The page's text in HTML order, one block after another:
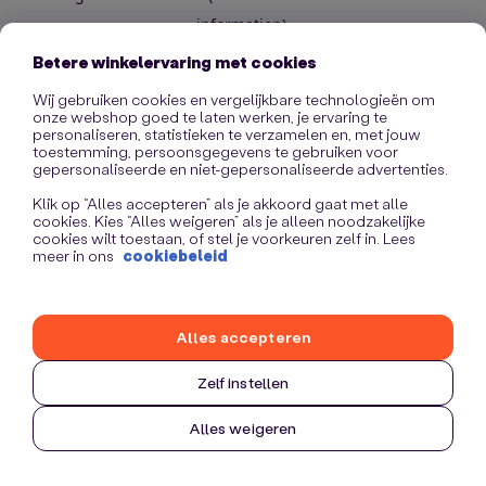
information).
Betere winkelervaring met cookies
Wij gebruiken cookies en vergelijkbare technologieën om
onze webshop goed te laten werken, je ervaring te
personaliseren, statistieken te verzamelen en, met jouw
toestemming, persoonsgegevens te gebruiken voor
gepersonaliseerde en niet-gepersonaliseerde advertenties.
Klik op “Alles accepteren” als je akkoord gaat met alle
cookies. Kies “Alles weigeren” als je alleen noodzakelijke
cookies wilt toestaan, of stel je voorkeuren zelf in. Lees
meer in ons cookiebeleid
Zelf instellen
Alles weigeren
Alles accepteren